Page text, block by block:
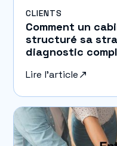
CLIENTS
Comment un
structuré sa
diagnostic
Lire l'article